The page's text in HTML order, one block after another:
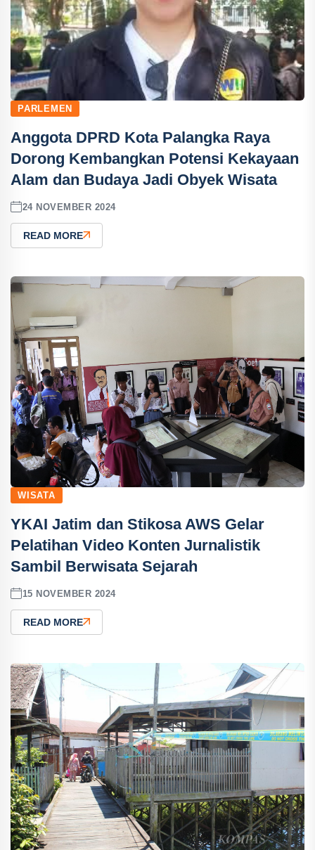
PARLEMEN
Anggota DPRD Kota Palangka Raya
Dorong Kembangkan Potensi Kekayaan
Alam dan Budaya Jadi Obyek Wisata
24 NOVEMBER 2024
READ MORE
WISATA
YKAI Jatim dan Stikosa AWS Gelar
Pelatihan Video Konten Jurnalistik
Sambil Berwisata Sejarah
15 NOVEMBER 2024
READ MORE